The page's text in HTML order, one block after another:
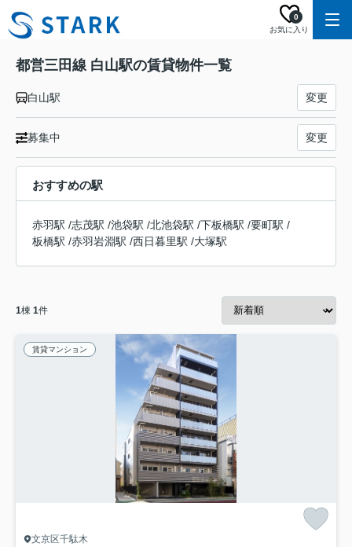
お気に入り
0
都営三田線 白山駅の賃貸物件一覧
白山駅 変更
募集中 変更
おすすめの駅
赤羽駅 /志茂駅 /池袋駅 /北池袋駅 /下板橋駅 /要町駅 /
板橋駅 /赤羽岩淵駅 /西日暮里駅 /大塚駅
1棟 1件
賃貸マンション
文京区千駄木